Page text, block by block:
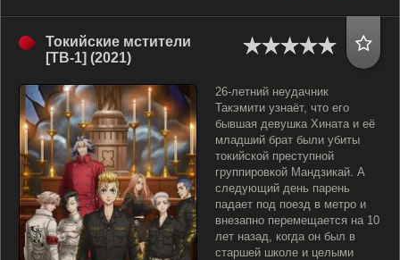
Токийские мстители
[ТВ-1] (2021)
26-летний неудачник
Такэмити узнаёт, что его
бывшая девушка Хината и её
младший брат были убиты
токийской преступной
группировкой Мандзикай. А
следующий день парень
падает под поезд в метро и
внезапно перемещается на 10
лет назад, когда он был в
старшей школе и целыми